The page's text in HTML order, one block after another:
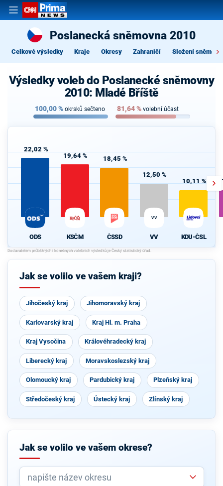
Poslanecká sněmovna 2010
Celkové výsledky Kraje Okresy Zahraničí Složení
Výsledky voleb do Poslanecké sněmovny
2010: Mladé Bříště
100,00% okrsků sečteno 81,64% volební účast
22,02 %
ODS
19,64 %
KSČM
18,45 %
ČSSD
12,50 %
VV
VV
10,11 %
KDU-ČSL
Jak se volilo ve vašem kraji?
Jihočeský kraj Jihomoravský kraj
Karlovarský kraj Kraj Hl. m. Praha
Kraj Vysočina Královéhradecký kraj
Liberecký kraj Moravskoslezský kraj
Olomoucký kraj Pardubický kraj Plzeňský kraj
Středočeský kraj Ústecký kraj Zlínský kraj
Jak se volilo ve vašem okrese?